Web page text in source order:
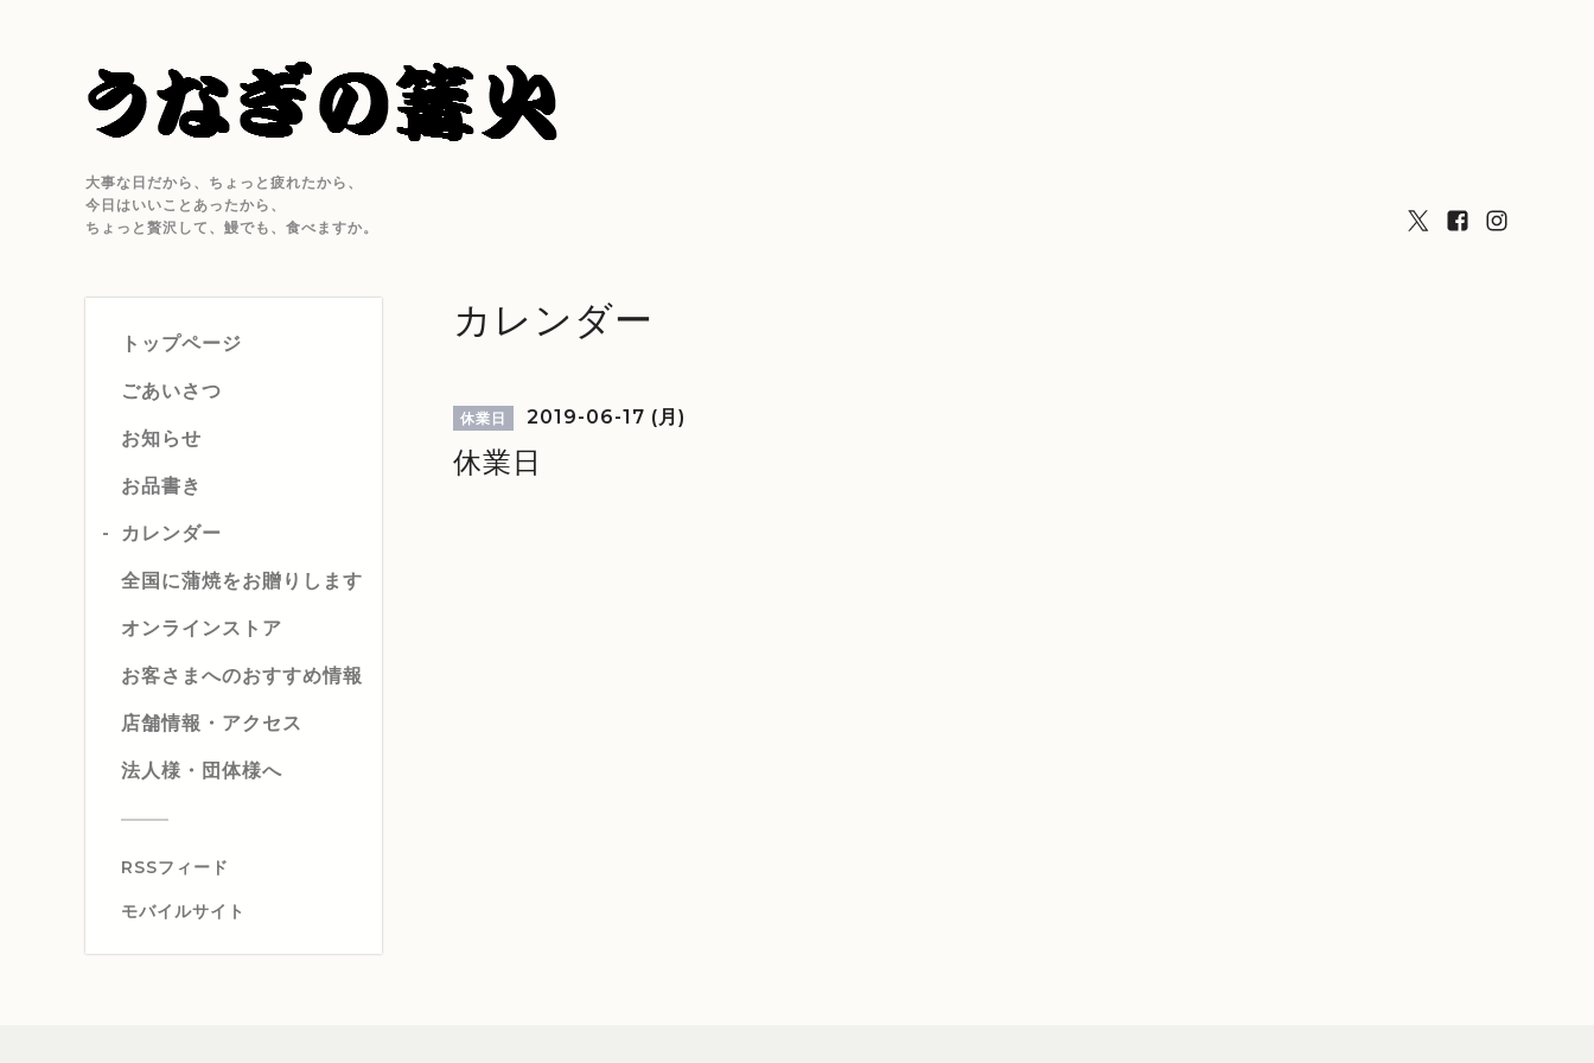
大事な日だから、ちょっと疲れたから、
今日はいいことあったから、
ちょっと贅沢して、鰻でも、食べますか。
トップページ
ごあいさつ
お知らせ
お品書き
カレンダー
全国に蒲焼をお贈りします
オンラインストア
お客さまへのおすすめ情報
店舗情報・アクセス
法人様・団体様へ
RSSフィード
モバイルサイト
カレンダー
休業日 2019-06-17 (月)
休業日